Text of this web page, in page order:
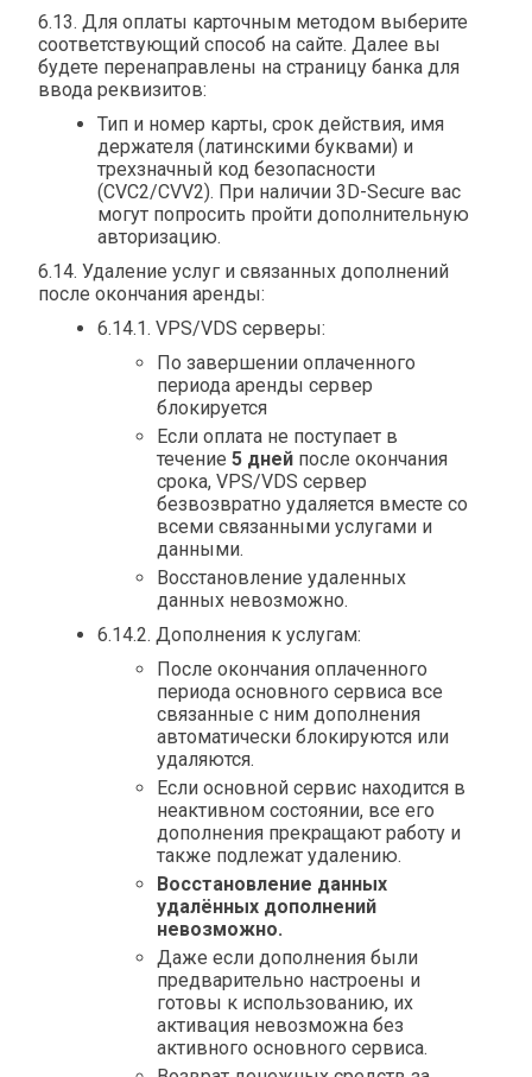
6.13. Для оплаты карточным методом выберите
соответствующий способ на сайте. Далее вы
будете перенаправлены на страницу банка для
ввода реквизитов:
Тип и номер карты, срок действия, имя
держателя (латинскими буквами) и
трехзначный код безопасности
(CVC2/CVV2). При наличии 3D-Secure вас
могут попросить пройти дополнительную
авторизацию.
6.14. Удаление услуг и связанных дополнений
после окончания аренды:
6.14.1. VPS/VDS серверы:
По завершении оплаченного
периода аренды сервер
блокируется
Если оплата не поступает в
течение 5 дней после окончания
срока, VPS/VDS сервер
безвозвратно удаляется вместе со
всеми связанными услугами и
данными.
Восстановление удаленных
данных невозможно.
6.14.2. Дополнения к услугам:
После окончания оплаченного
периода основного сервиса все
связанные с ним дополнения
автоматически блокируются или
удаляются.
Если основной сервис находится в
неактивном состоянии, все его
дополнения прекращают работу и
также подлежат удалению.
Восстановление данных
удалённых дополнений
невозможно.
Даже если дополнения были
предварительно настроены и
готовы к использованию, их
активация невозможна без
активного основного сервиса.